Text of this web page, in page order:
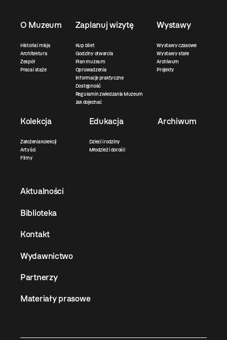
O Muzeum
Historia i misja
Architektura
Zespół
Praca i staże
Zaplanuj wizytę
Kup bilet
Godziny otwarcia
Plan muzeum
Oprowadzenia
Informacje praktyczne
Dostępność
Regulamin zwiedzania Muzeum
Jak dojechać
Wystawy
Wystawy czasowe
Wystawy stałe
Archiwum
Projekty
Kolekcja
Założenia kolekcji
Artyści
Filmy
Edukacja
Dzieci i rodziny
Młodzież i dorośli
Archiwum
Aktualności
Biblioteka
Kontakt
Wydawnictwo
Partnerzy
Materiały prasowe